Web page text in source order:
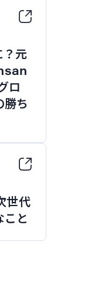
？元
ロ
勝ち
世代
と